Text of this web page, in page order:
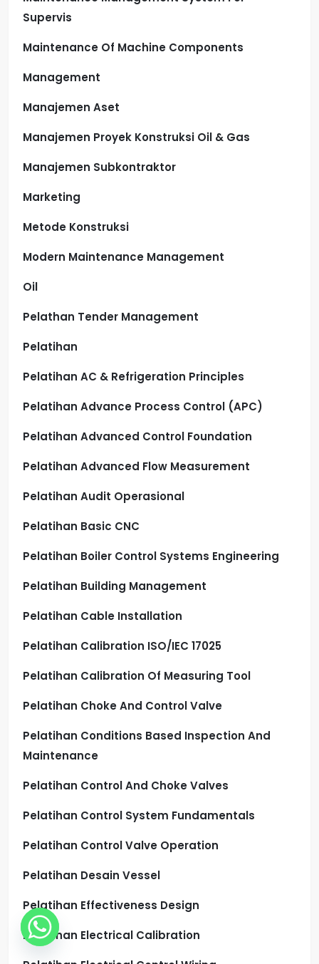
Supervis
Maintenance Of Machine Components
Management
Manajemen Aset
Manajemen Proyek Konstruksi Oil & Gas
Manajemen Subkontraktor
Marketing
Metode Konstruksi
Modern Maintenance Management
Oil
Pelathan Tender Management
Pelatihan
Pelatihan AC & Refrigeration Principles
Pelatihan Advance Process Control (APC)
Pelatihan Advanced Control Foundation
Pelatihan Advanced Flow Measurement
Pelatihan Audit Operasional
Pelatihan Basic CNC
Pelatihan Boiler Control Systems Engineering
Pelatihan Building Management
Pelatihan Cable Installation
Pelatihan Calibration ISO/IEC 17025
Pelatihan Calibration Of Measuring Tool
Pelatihan Choke And Control Valve
Pelatihan Conditions Based Inspection And
Maintenance
Pelatihan Control And Choke Valves
Pelatihan Control System Fundamentals
Pelatihan Control Valve Operation
Pelatihan Desain Vessel
Pelatihan Effectiveness Design
Pelatihan Electrical Calibration